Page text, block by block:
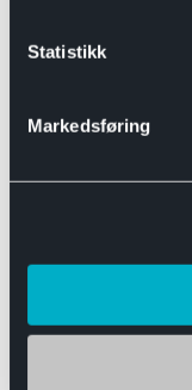
Statistikk
Markedsføring
Båthengere